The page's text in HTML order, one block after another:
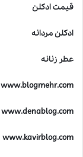
قیمت ادکلن
ادکلن مردانه
عطر زنانه
www.blogmehr.com
www.denablog.com
www.kavirblog.com